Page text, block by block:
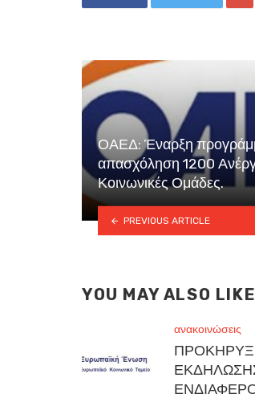
ΟΑΕΔ: Έναρξη
απασχόληση 1200
Κοινωνικές Ομάδες.
PREVIOUS ARTICLE
YOU MAY ALSO LIKE
ανακοινώσεις